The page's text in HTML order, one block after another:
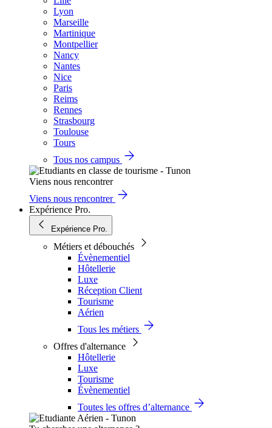
Lyon
Marseille
Martinique
Montpellier
Nancy
Nantes
Nice
Paris
Reims
Rennes
Strasbourg
Toulouse
Tours
Tous nos campus
Viens nous rencontrer
Viens nous rencontrer
Expérience Pro.
Expérience Pro.
Métiers et débouchés
Évènementiel
Hôtellerie
Luxe
Réception Client
Tourisme
Aérien
Tous les métiers
Offres d'alternance
Hôtellerie
Luxe
Tourisme
Évènementiel
Toutes les offres d’alternance